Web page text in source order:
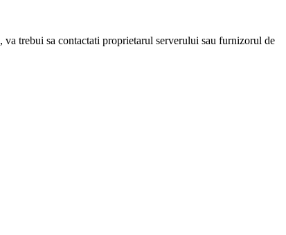
va trebui sa contactati proprietarul serverului sau furnizorul de